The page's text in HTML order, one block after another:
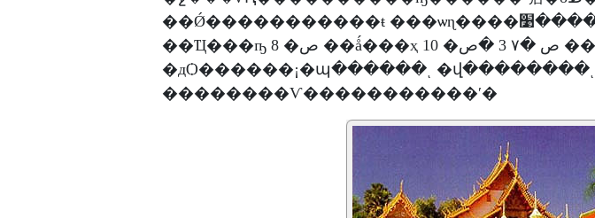
��Ǿ�����������ŧ ���ѡɳ����ٻ�����������׹���
��Ҵ���ҧ 8 �ص ��ǻ���ҳ 10 �ص �٧ 3 �ص ���ҹ����蹻
�дѺ������¡�պ������ͺ
��������Ѵ�����������ʹ�